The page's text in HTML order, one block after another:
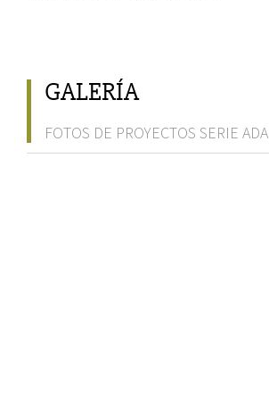
GALERÍA
FOTOS DE PROYECTOS SERIE ADA